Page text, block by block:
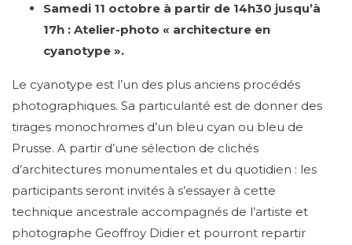
Samedi 11 octobre à partir de 14h30 jusqu’à
17h : Atelier-photo « architecture en
cyanotype ».
Le cyanotype est l’un des plus anciens procédés
photographiques. Sa particularité est de donner des
tirages monochromes d’un bleu cyan ou bleu de
Prusse. A partir d’une sélection de clichés
d’architectures monumentales et du quotidien : les
participants seront invités à s’essayer à cette
technique ancestrale accompagnés de l’artiste et
photographe Geoffroy Didier et pourront repartir